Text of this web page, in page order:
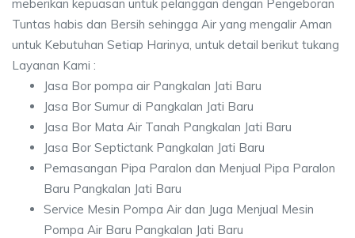
meberikan kepuasan untuk pelanggan dengan Pengeboran
Tuntas habis dan Bersih sehingga Air yang mengalir Aman
untuk Kebutuhan Setiap Harinya, untuk detail berikut tukang
Layanan Kami :
Jasa Bor pompa air Pangkalan Jati Baru
Jasa Bor Sumur di Pangkalan Jati Baru
Jasa Bor Mata Air Tanah Pangkalan Jati Baru
Jasa Bor Septictank Pangkalan Jati Baru
Pemasangan Pipa Paralon dan Menjual Pipa Paralon
Baru Pangkalan Jati Baru
Service Mesin Pompa Air dan Juga Menjual Mesin
Pompa Air Baru Pangkalan Jati Baru